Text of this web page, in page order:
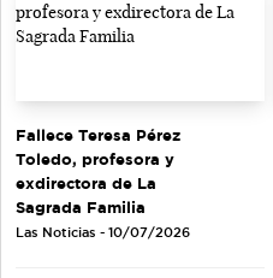
Fallece Teresa Pérez
Toledo, profesora y
exdirectora de La
Sagrada Familia
Las Noticias - 10/07/2026